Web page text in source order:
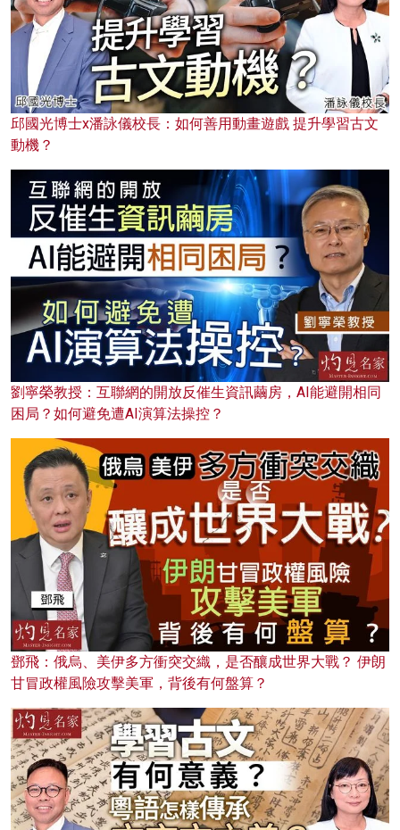
邱國光博士x潘詠儀校長：如何善用動畫遊戲 提升學習古文
動機？
劉寧榮教授：互聯網的開放反催生資訊繭房，AI能避開相同
困局？如何避免遭AI演算法操控？
鄧飛：俄烏、美伊多方衝突交織，是否釀成世界大戰？ 伊朗
甘冒政權風險攻擊美軍，背後有何盤算？